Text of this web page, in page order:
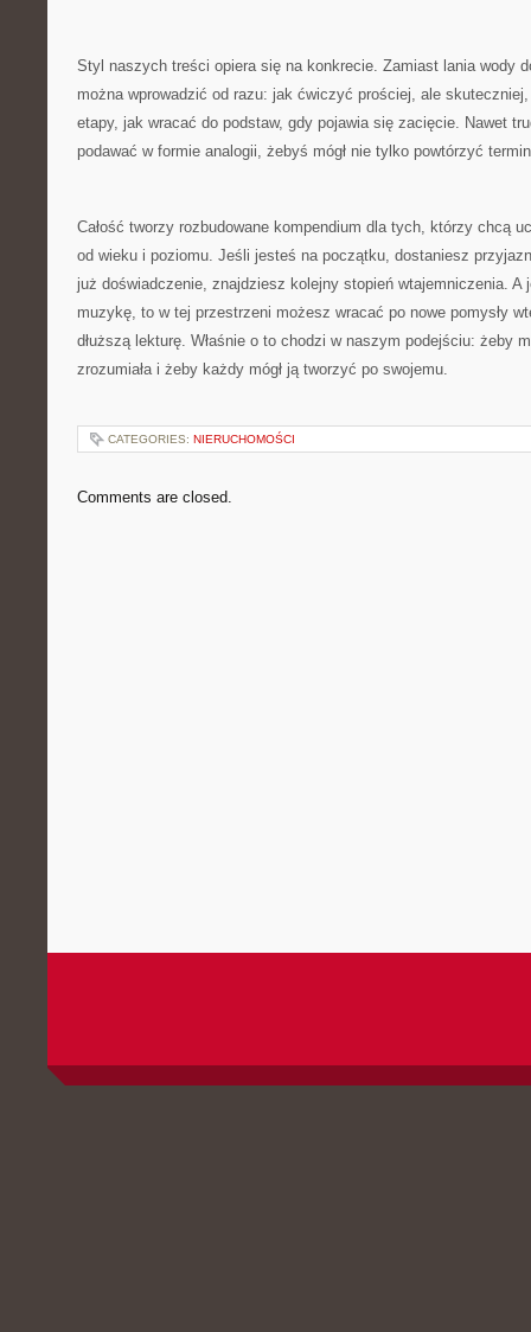
Styl naszych treści opiera się na konkrecie. Zamiast lania wody
można wprowadzić od razu: jak ćwiczyć prościej, ale skuteczniej,
etapy, jak wracać do podstaw, gdy pojawia się zacięcie. Nawet
podawać w formie analogii, żebyś mógł nie tylko powtórzyć
Całość tworzy rozbudowane kompendium dla tych, którzy chcą
od wieku i poziomu. Jeśli jesteś na początku, dostaniesz
już doświadczenie, znajdziesz kolejny stopień wtajemniczenia. A
muzykę, to w tej przestrzeni możesz wracać po nowe pomysły
dłuższą lekturę. Właśnie o to chodzi w naszym podejściu: żeby
zrozumiała i żeby każdy mógł ją tworzyć po swojemu.
CATEGORIES: NIERUCHOMOŚCI
Comments are closed.